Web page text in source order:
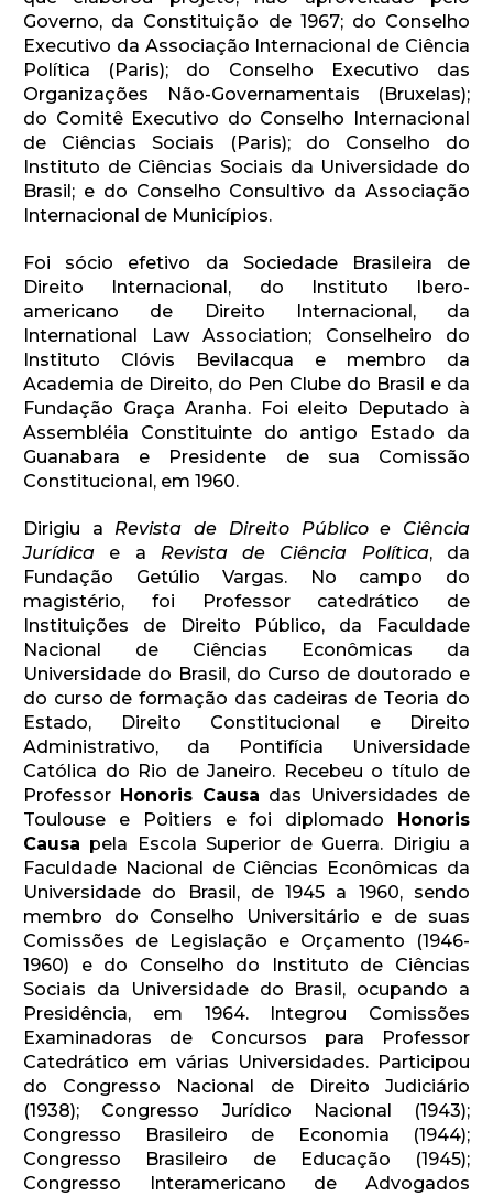
Governo, da Constituição de 1967; do Conselho
Executivo da Associação Internacional de Ciência
Política (Paris); do Conselho Executivo das
Organizações Não-Governamentais (Bruxelas);
do Comitê Executivo do Conselho Internacional
de Ciências Sociais (Paris); do Conselho do
Instituto de Ciências Sociais da Universidade do
Brasil; e do Conselho Consultivo da Associação
Internacional de Municípios.
Foi sócio efetivo da Sociedade Brasileira de
Direito Internacional, do Instituto Ibero-
americano de Direito Internacional, da
International Law Association; Conselheiro do
Instituto Clóvis Bevilacqua e membro da
Academia de Direito, do Pen Clube do Brasil e da
Fundação Graça Aranha. Foi eleito Deputado à
Assembléia Constituinte do antigo Estado da
Guanabara e Presidente de sua Comissão
Constitucional, em 1960.
Dirigiu a Revista de Direito Público e Ciência
Jurídica e a Revista de Ciência Política, da
Fundação Getúlio Vargas. No campo do
magistério, foi Professor catedrático de
Instituições de Direito Público, da Faculdade
Nacional de Ciências Econômicas da
Universidade do Brasil, do Curso de doutorado e
do curso de formação das cadeiras de Teoria do
Estado, Direito Constitucional e Direito
Administrativo, da Pontifícia Universidade
Católica do Rio de Janeiro. Recebeu o título de
Professor Honoris Causa das Universidades de
Toulouse e Poitiers e foi diplomado
Honoris
Causa pela Escola Superior de Guerra. Dirigiu a
Faculdade Nacional de Ciências Econômicas da
Universidade do Brasil, de 1945 a 1960, sendo
membro do Conselho Universitário e de suas
Comissões de Legislação e Orçamento (1946-
1960) e do Conselho do Instituto de Ciências
Sociais da Universidade do Brasil, ocupando a
Presidência, em 1964. Integrou Comissões
Examinadoras de Concursos para Professor
Catedrático em várias Universidades. Participou
do Congresso Nacional de Direito Judiciário
(1938); Congresso Jurídico Nacional (1943);
Congresso Brasileiro de Economia (1944);
Congresso Brasileiro de Educação (1945);
Congresso Interamericano de Advogados